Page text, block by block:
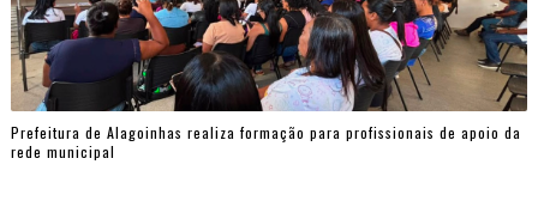
Prefeitura de Alagoinhas realiza formação para profissionais de apoio da
rede municipal